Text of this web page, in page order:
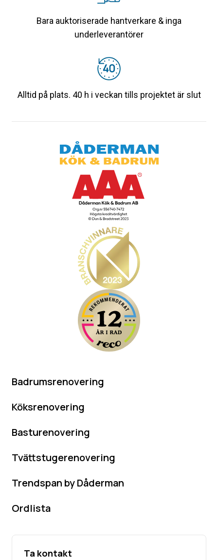
Bara auktoriserade hantverkare & inga
underleverantörer
Alltid på plats. 40 h i veckan tills projektet är slut
Badrumsrenovering
Köksrenovering
Basturenovering
Tvättstugerenovering
Trendspan by Dåderman
Ordlista
Ta kontakt